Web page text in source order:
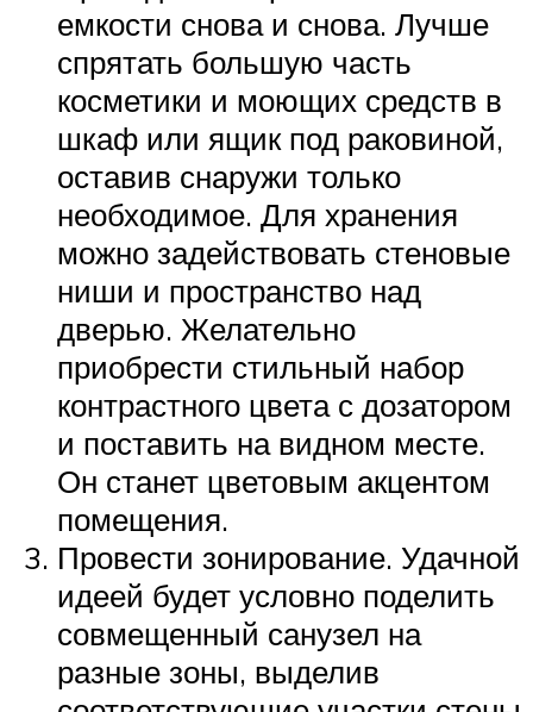
емкости снова и снова. Лучше
спрятать большую часть
косметики и моющих средств в
шкаф или ящик под раковиной,
оставив снаружи только
необходимое. Для хранения
можно задействовать стеновые
ниши и пространство над
дверью. Желательно
приобрести стильный набор
контрастного цвета с дозатором
и поставить на видном месте.
Он станет цветовым акцентом
помещения.
Провести зонирование. Удачной
идеей будет условно поделить
совмещенный санузел на
разные зоны, выделив